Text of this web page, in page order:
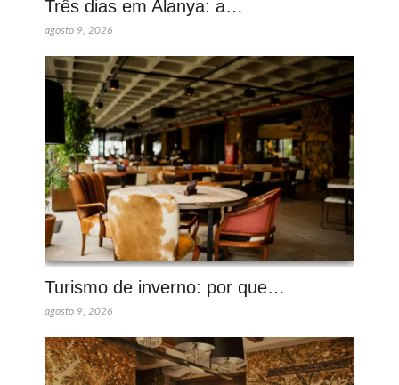
Três dias em Alanya: a…
agosto 9, 2026
Turismo de inverno: por que…
agosto 9, 2026